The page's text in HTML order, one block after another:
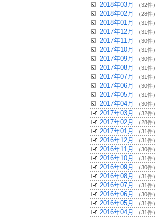
2018年03月 （32件）
2018年02月 （28件）
2018年01月 （31件）
2017年12月 （31件）
2017年11月 （30件）
2017年10月 （31件）
2017年09月 （30件）
2017年08月 （31件）
2017年07月 （31件）
2017年06月 （30件）
2017年05月 （31件）
2017年04月 （30件）
2017年03月 （32件）
2017年02月 （28件）
2017年01月 （31件）
2016年12月 （31件）
2016年11月 （30件）
2016年10月 （31件）
2016年09月 （30件）
2016年08月 （31件）
2016年07月 （31件）
2016年06月 （30件）
2016年05月 （31件）
2016年04月 （31件）